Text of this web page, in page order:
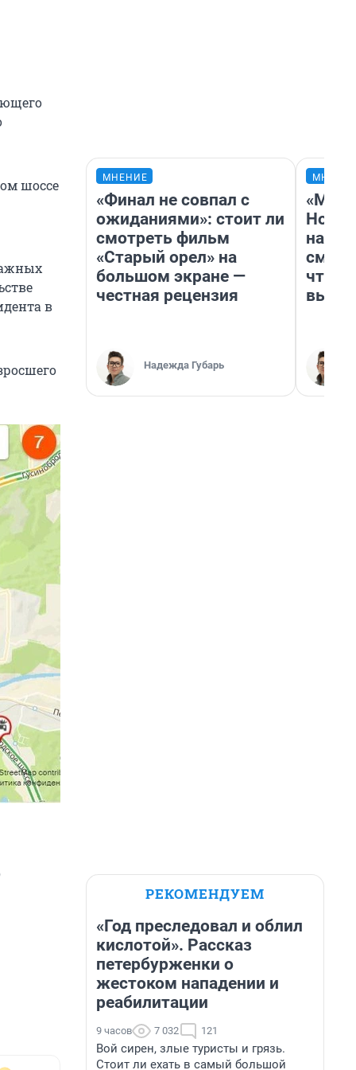
шоссе
в
МНЕНИЕ
«Финал не совпал с
ожиданиями»: стоит ли
смотреть фильм
«Старый орел» на
большом экране —
честная рецензия
Надежда Губарь
«Мы
РЕКОМЕНДУЕМ
«Год преследовал и облил
кислотой». Рассказ
петербурженки о
жестоком нападении и
реабилитации
9 часов 7 032 121
Вой сирен, злые туристы и грязь.
Стоит ли ехать в самый большой